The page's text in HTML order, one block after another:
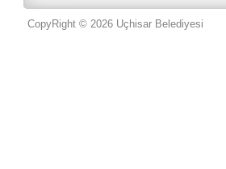
CopyRight © 2026 Uçhisar Belediyesi